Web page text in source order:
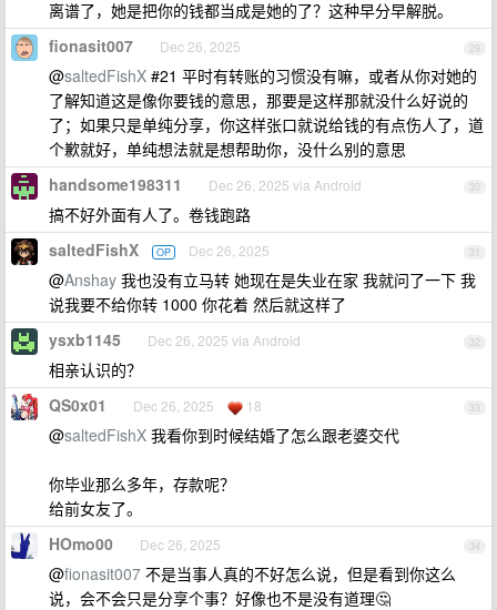
离谱了，她是把你的钱都当成是她的了？这种早分早解脱。
29
fionasit007 Dec 26, 2025
@saltedFishX #21 平时有转账的习惯没有嘛，或者从你对她的
了解知道这是像你要钱的意思，那要是这样那就没什么好说的
了；如果只是单纯分享，你这样张口就说给钱的有点伤人了，道
个歉就好，单纯想法就是想帮助你，没什么别的意思
30
handsome198311 Dec 26, 2025 via Android
搞不好外面有人了。卷钱跑路
31
saltedFishX OP Dec 26, 2025
@Anshay 我也没有立马转 她现在是失业在家 我就问了一下 我
说我要不给你转 1000 你花着 然后就这样了
32
ysxb1145 Dec 26, 2025 via Android
相亲认识的？
33
QS0x01 Dec 26, 2025 18
@saltedFishX 我看你到时候结婚了怎么跟老婆交代
你毕业那么多年，存款呢？
给前女友了。
34
HOmo00 Dec 26, 2025
@fionasit007 不是当事人真的不好怎么说，但是看到你这么
说，会不会只是分享个事？好像也不是没有道理🤔